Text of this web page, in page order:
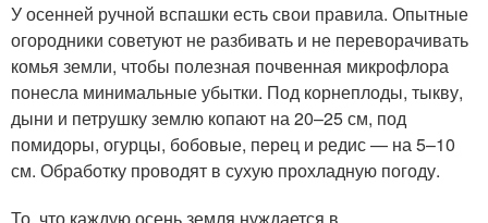
У осенней ручной вспашки есть свои правила. Опытные
огородники советуют не разбивать и не переворачивать
комья земли, чтобы полезная почвенная микрофлора
понесла минимальные убытки. Под корнеплоды, тыкву,
дыни и петрушку землю копают на 20–25 см, под
помидоры, огурцы, бобовые, перец и редис — на 5–10
см. Обработку проводят в сухую прохладную погоду.